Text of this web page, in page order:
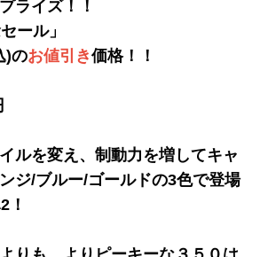
ライズ！！
ール」
)のお値引き価格！！
ルを変え、制動力を増してキャ
ジ/ブルー/ゴールドの3色で登場
！